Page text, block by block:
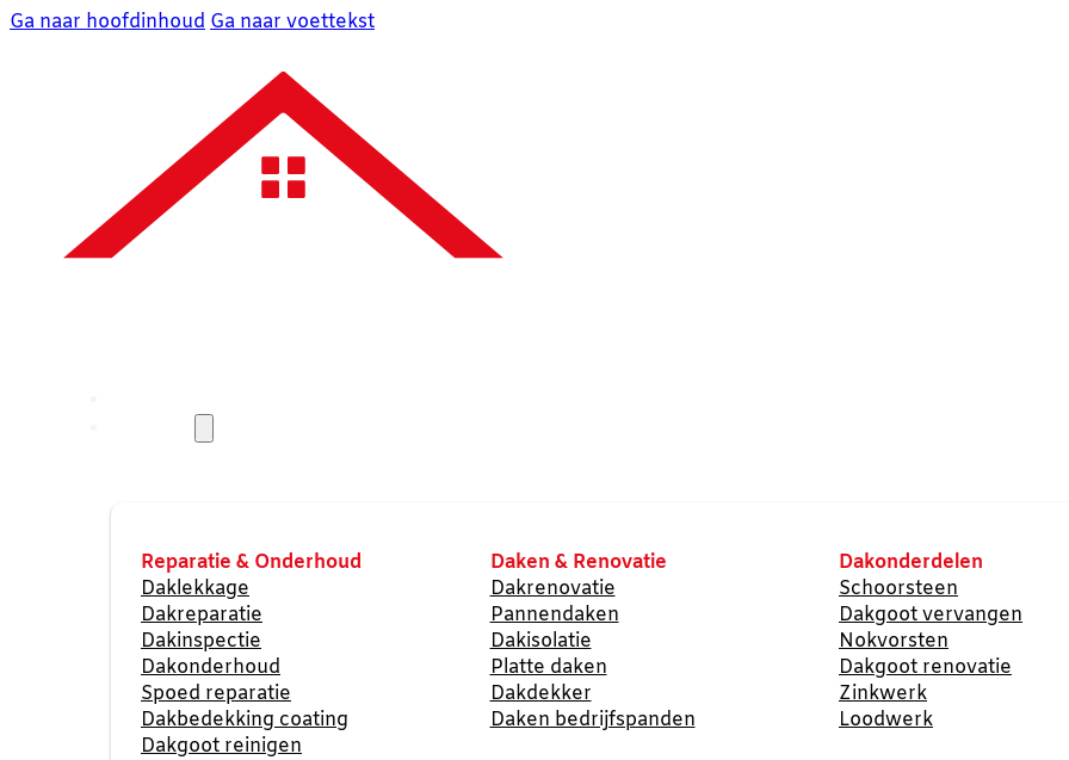
Ga naar hoofdinhoud Ga naar voettekst
Reparatie & Onderhoud
Daklekkage
Dakreparatie
Dakinspectie
Dakonderhoud
Spoed reparatie
Dakbedekking coating
Dakgoot reinigen
Daken & Renovatie
Dakrenovatie
Pannendaken
Dakisolatie
Platte daken
Dakdekker
Daken bedrijfspanden
Dakonderdelen
Schoorsteen
Dakgoot vervangen
Nokvorsten
Dakgoot renovatie
Zinkwerk
Loodwerk